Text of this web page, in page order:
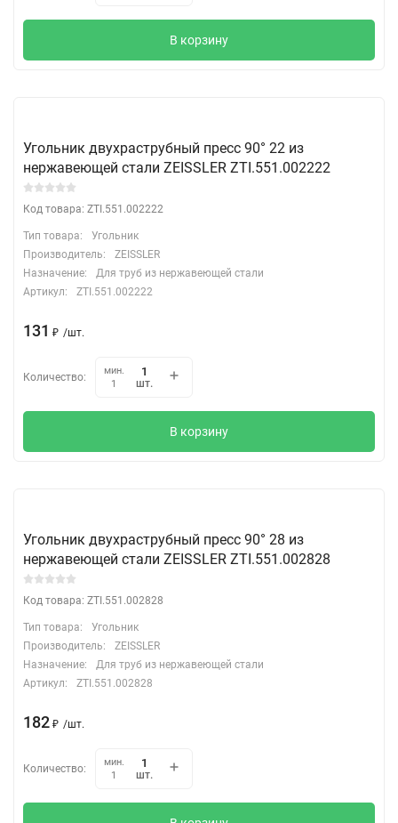
В корзину
Угольник двухраструбный пресс 90° 22 из
нержавеющей стали ZEISSLER ZTI.551.002222
Код товара: ZTI.551.002222
Тип товара:
Угольник
Производитель:
ZEISSLER
Назначение:
Для труб из нержавеющей стали
Артикул:
ZTI.551.002222
131 ₽ /шт.
Количество:
мин.
1
шт.
В корзину
Угольник двухраструбный пресс 90° 28 из
нержавеющей стали ZEISSLER ZTI.551.002828
Код товара: ZTI.551.002828
Тип товара:
Угольник
Производитель:
ZEISSLER
Назначение:
Для труб из нержавеющей стали
Артикул:
ZTI.551.002828
182 ₽ /шт.
Количество:
мин.
1
шт.